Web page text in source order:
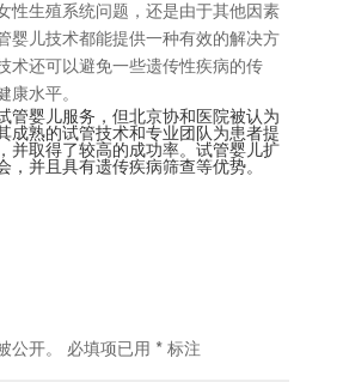
性生殖系统问题，还是由于其他因素
婴儿技术都能提供一种有效的解决方
术还可以避免一些遗传性疾病的传
康水平。
管婴儿服务，但北京协和医院被认为
成熟的试管技术和专业团队为患者提
并取得了较高的成功率。试管婴儿扩
，并且具有遗传疾病筛查等优势。
公开。 必填项已用 *标注